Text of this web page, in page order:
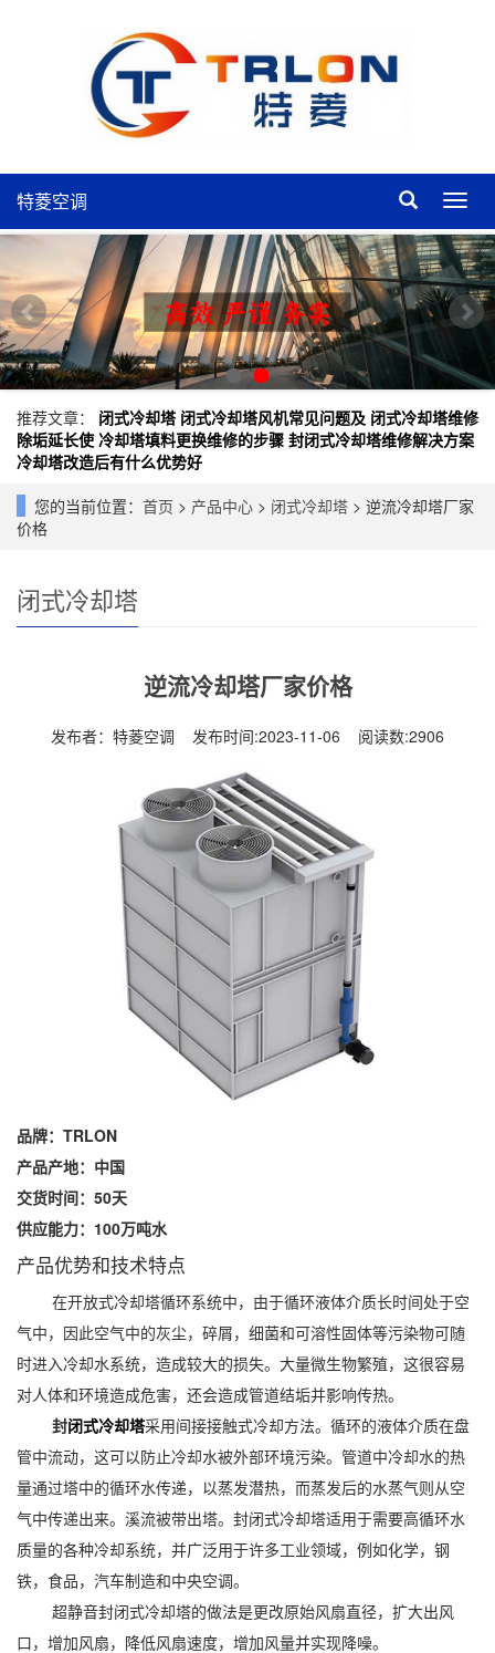
特
菱
空
调
特菱空调
推荐文章： 闭式冷却塔 闭式冷却塔风机常见问题及 闭式冷却塔维修
除垢延长使 冷却塔填料更换维修的步骤 封闭式冷却塔维修解决方案
冷却塔改造后有什么优势好
您的当前位置： 首页 > 产品中心 > 闭式冷却塔 > 逆流冷却塔厂家
价格
闭式冷却塔
逆流冷却塔厂家价格
发布者：特菱空调 发布时间:2023-11-06 阅读数:2906
品牌：TRLON
产品产地：中国
交货时间：50天
供应能力：100万吨水
产品优势和技术特点
在开放式冷却塔循环系统中，由于循环液体介质长时间处于空
气中，因此空气中的灰尘，碎屑，细菌和可溶性固体等污染物可随
时进入冷却水系统，造成较大的损失。大量微生物繁殖，这很容易
对人体和环境造成危害，还会造成管道结垢并影响传热。
封闭式冷却塔采用间接接触式冷却方法。循环的液体介质在盘
管中流动，这可以防止冷却水被外部环境污染。管道中冷却水的热
量通过塔中的循环水传递，以蒸发潜热，而蒸发后的水蒸气则从空
气中传递出来。溪流被带出塔。封闭式冷却塔适用于需要高循环水
质量的各种冷却系统，并广泛用于许多工业领域，例如化学，钢
铁，食品，汽车制造和中央空调。
超静音封闭式冷却塔的做法是更改原始风扇直径，扩大出风
口，增加风扇，降低风扇速度，增加风量并实现降噪。